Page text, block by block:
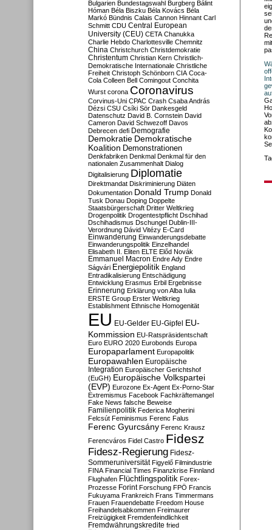
Bulgarien Bundestagswahl Burgberg Bálint
Hóman Béla Biszku Béla Kovács Béla
Markó Bündnis Calais Cannon Hinnant Carl
Schmitt CDU Central European
University (CEU) CETA Chanukka
Charlie Hebdo Charlottesville Chemnitz
China Christchurch Christdemokratie
Christentum Christian Kern Christlich-
Demokratische Internationale Christliche
Freiheit Christoph Schönborn CIA Coca-
Cola Colleen Bell Comingout Conchita
Wurst corona Coronavirus
Corvinus-Uni CPAC Crash Csaba András
Dézsi CSU Csíki Sör Dankesgeld
Datenschutz David B. Cornstein David
Cameron David Schwezoff Davos
Debrecen defi Demografie
Demokratie Demokratische
Koalition Demonstrationen
Denkfabriken Denkmal Denkmal für den
nationalen Zusammenhalt Dialog
Digitalisierung Diplomatie
Direktmandat Diskriminierung Diäten
Dokumentation Donald Trump Donald
Tusk Donau Doping Doppelte
Staatsbürgerschaft Dritter Weltkrieg
Drogenpolitik Drogentestpflicht Dschihad
Dschihadismus Dschungel Dublin-III-
Verordnung Dávid Vitézy E-Card
Einwanderung Einwanderungsdebatte
Einwanderungspolitik Einzelhandel
Elisabeth II. Eliten ELTE Előd Novák
Emmanuel Macron Endre Ady Endre
Ságvári Energiepolitik England
Entradikalisierung Entschädigung
Entwicklung Erasmus Erbil Ergebnisse
Erinnerung Erklärung von Alba Iulia
ERSTE Group Erster Weltkrieg
Establishment Ethnische Homogenität
EU EU-Gelder EU-Gipfel EU-
Kommission EU-Ratspräsidentschaft
Euro EURO 2020 Eurobonds Europa
Europaparlament Europapolitik
Europawahlen Europäische
Integration Europäischer Gerichtshof
(EuGH) Europäische Volkspartei
(EVP) Eurozone Ex-Agent Ex-Porno-Star
Extremismus Facebook Fachkräftemangel
Fake News falsche Beweise
Familienpolitik Federica Mogherini
Felcsút Feminismus Ferenc Falus
Ferenc Gyurcsány Ferenc Krausz
Ferencváros Fidel Castro Fidesz
Fidesz-Regierung Fidesz-
Sommeruniversität Figyelő Filmindustrie
FINA Financial Times Finanzkrise Finnland
Flughafen Flüchtlingspolitik Forex-
Prozesse Forint Forschung FPÖ Francis
Fukuyama Frankreich Frans Timmermans
Frauen Frauendebatte Freedom House
Freihandelsabkommen Freimaurer
Freizügigkeit Fremdenfeindlichkeit
Fremdwährungskredite fried